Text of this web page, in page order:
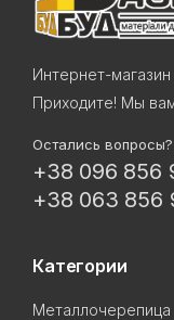
Интернет-
Приходите! Мы
Остались
+38 096 856
+38 063 856
Категории
Металлочерепица